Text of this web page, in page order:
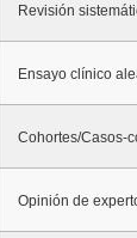
Revisión
Ensayo clínico
Cohortes/Casos-
Opinión de